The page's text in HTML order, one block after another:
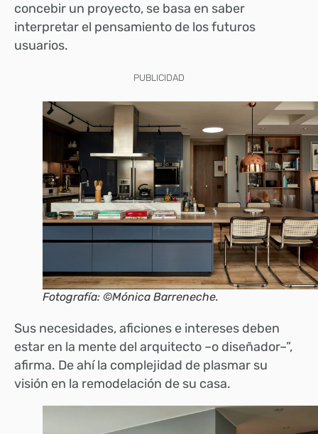
concebir un proyecto, se basa en saber
interpretar el pensamiento de los futuros
usuarios.
PUBLICIDAD
Fotografía: ©Mónica Barreneche.
Sus necesidades, aficiones e intereses deben
estar en la mente del arquitecto –o diseñador–”,
afirma. De ahí la complejidad de plasmar su
visión en la remodelación de su casa.